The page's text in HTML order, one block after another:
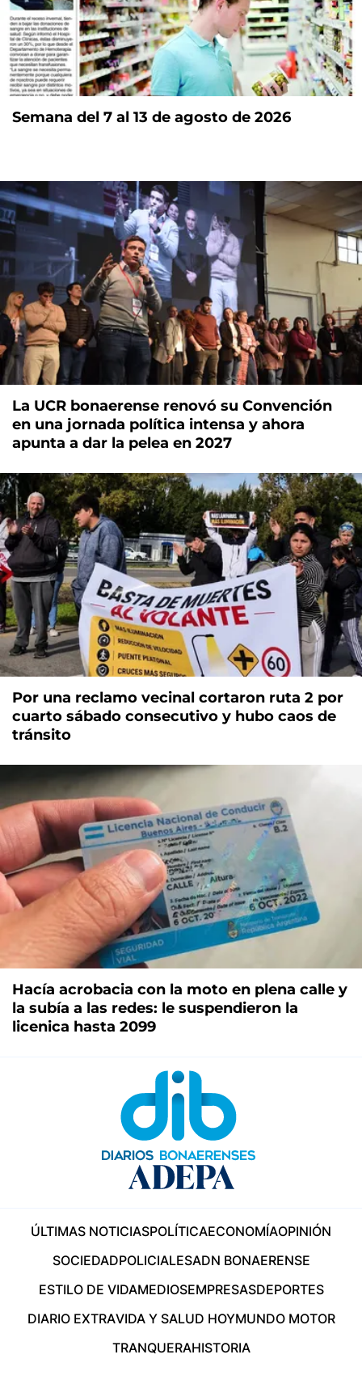
Semana del 7 al 13 de agosto de 2026
La UCR bonaerense renovó su Convención
en una jornada política intensa y ahora
apunta a dar la pelea en 2027
Por una reclamo vecinal cortaron ruta 2 por
cuarto sábado consecutivo y hubo caos de
tránsito
Hacía acrobacia con la moto en plena calle y
la subía a las redes: le suspendieron la
licenica hasta 2099
ÚLTIMAS NOTICIASPOLÍTICAECONOMÍAOPINIÓN
SOCIEDADPOLICIALESADN BONAERENSE
ESTILO DE VIDAMEDIOSEMPRESASDEPORTES
DIARIO EXTRAVIDA Y SALUD HOYMUNDO MOTOR
TRANQUERAHISTORIA